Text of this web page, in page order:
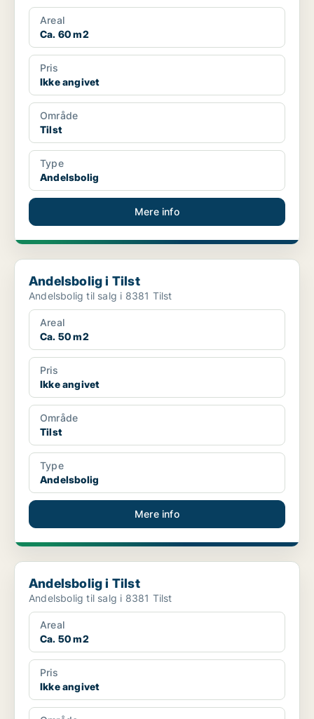
Areal
Ca. 60 m2
Pris
Ikke angivet
Område
Tilst
Type
Andelsbolig
Mere info
Andelsbolig i Tilst
Andelsbolig i Tilst
Andelsbolig til salg i 8381 Tilst
Areal
Ca. 50 m2
Pris
Ikke angivet
Område
Tilst
Type
Andelsbolig
Mere info
Andelsbolig i Tilst
Andelsbolig i Tilst
Andelsbolig til salg i 8381 Tilst
Areal
Ca. 50 m2
Pris
Ikke angivet